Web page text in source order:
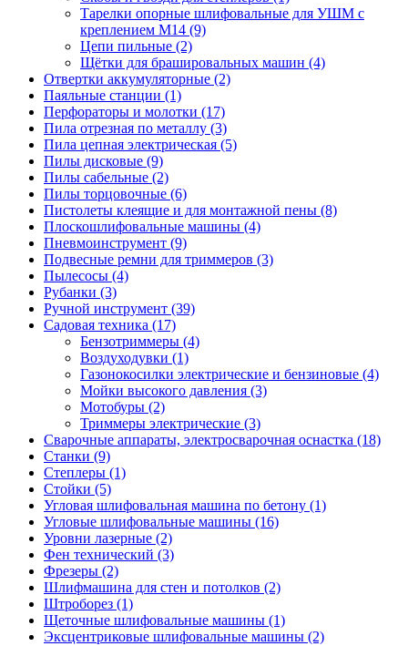
Тарелки опорные шлифовальные для УШМ с
креплением М14 (9)
Цепи пильные (2)
Щётки для брашировальных машин (4)
Отвертки аккумуляторные (2)
Паяльные станции (1)
Перфораторы и молотки (17)
Пила отрезная по металлу (3)
Пила цепная электрическая (5)
Пилы дисковые (9)
Пилы сабельные (2)
Пилы торцовочные (6)
Пистолеты клеящие и для монтажной пены (8)
Плоскошлифовальные машины (4)
Пневмоинструмент (9)
Подвесные ремни для триммеров (3)
Пылесосы (4)
Рубанки (3)
Ручной инструмент (39)
Садовая техника (17)
Бензотриммеры (4)
Воздуходувки (1)
Газонокосилки электрические и бензиновые (4)
Мойки высокого давления (3)
Мотобуры (2)
Триммеры электрические (3)
Сварочные аппараты, электросварочная оснастка (18)
Станки (9)
Степлеры (1)
Стойки (5)
Угловая шлифовальная машина по бетону (1)
Угловые шлифовальные машины (16)
Уровни лазерные (2)
Фен технический (3)
Фрезеры (2)
Шлифмашина для стен и потолков (2)
Штроборез (1)
Щеточные шлифовальные машины (1)
Эксцентриковые шлифовальные машины (2)